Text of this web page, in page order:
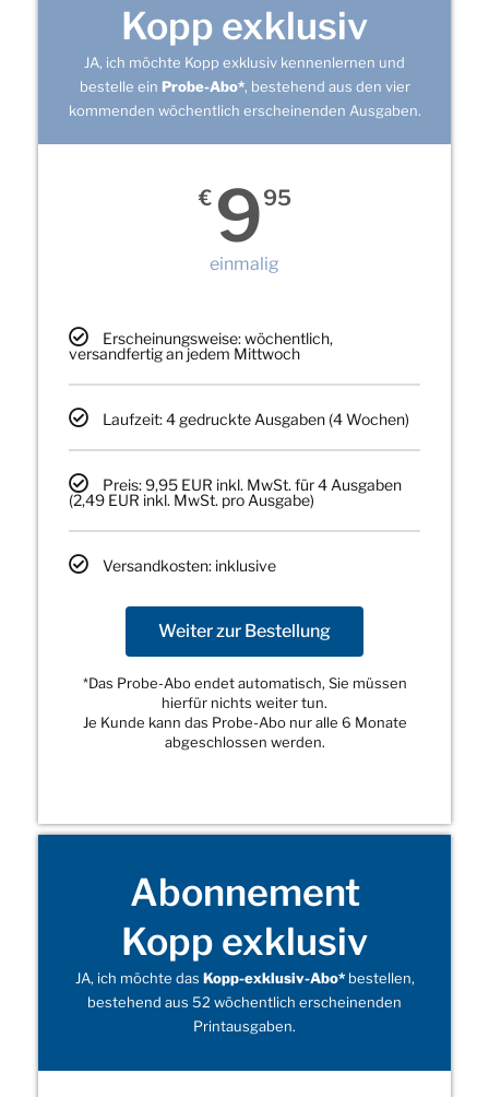
Kopp exklusiv
JA, ich möchte Kopp exklusiv kennenlernen und
bestelle ein Probe-Abo*, bestehend aus den vier
kommenden wöchentlich erscheinenden Ausgaben.
€ 995
einmalig
Erscheinungsweise: wöchentlich,
versandfertig an jedem Mittwoch
Laufzeit: 4 gedruckte Ausgaben (4 Wochen)
Preis: 9,95 EUR inkl. MwSt. für 4 Ausgaben
(2,49 EUR inkl. MwSt. pro Ausgabe)
Versandkosten: inklusive
Weiter zur Bestellung
*Das Probe-Abo endet automatisch, Sie müssen
hierfür nichts weiter tun.
Je Kunde kann das Probe-Abo nur alle 6 Monate
abgeschlossen werden.
Abonnement
Kopp exklusiv
JA, ich möchte das Kopp-exklusiv-Abo*bestellen,
bestehend aus 52 wöchentlich erscheinenden
Printausgaben.